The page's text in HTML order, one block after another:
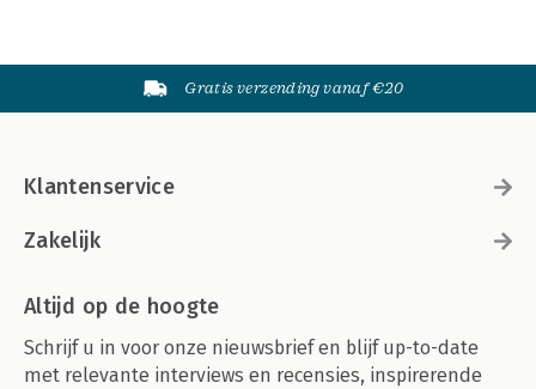
Gratis verzending vanaf €20
Klantenservice
Zakelijk
Altijd op de hoogte
Schrijf u in voor onze nieuwsbrief en blijf up-to-date
met relevante interviews en recensies, inspirerende